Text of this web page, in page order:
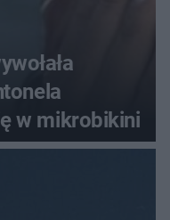
w mikrobikini